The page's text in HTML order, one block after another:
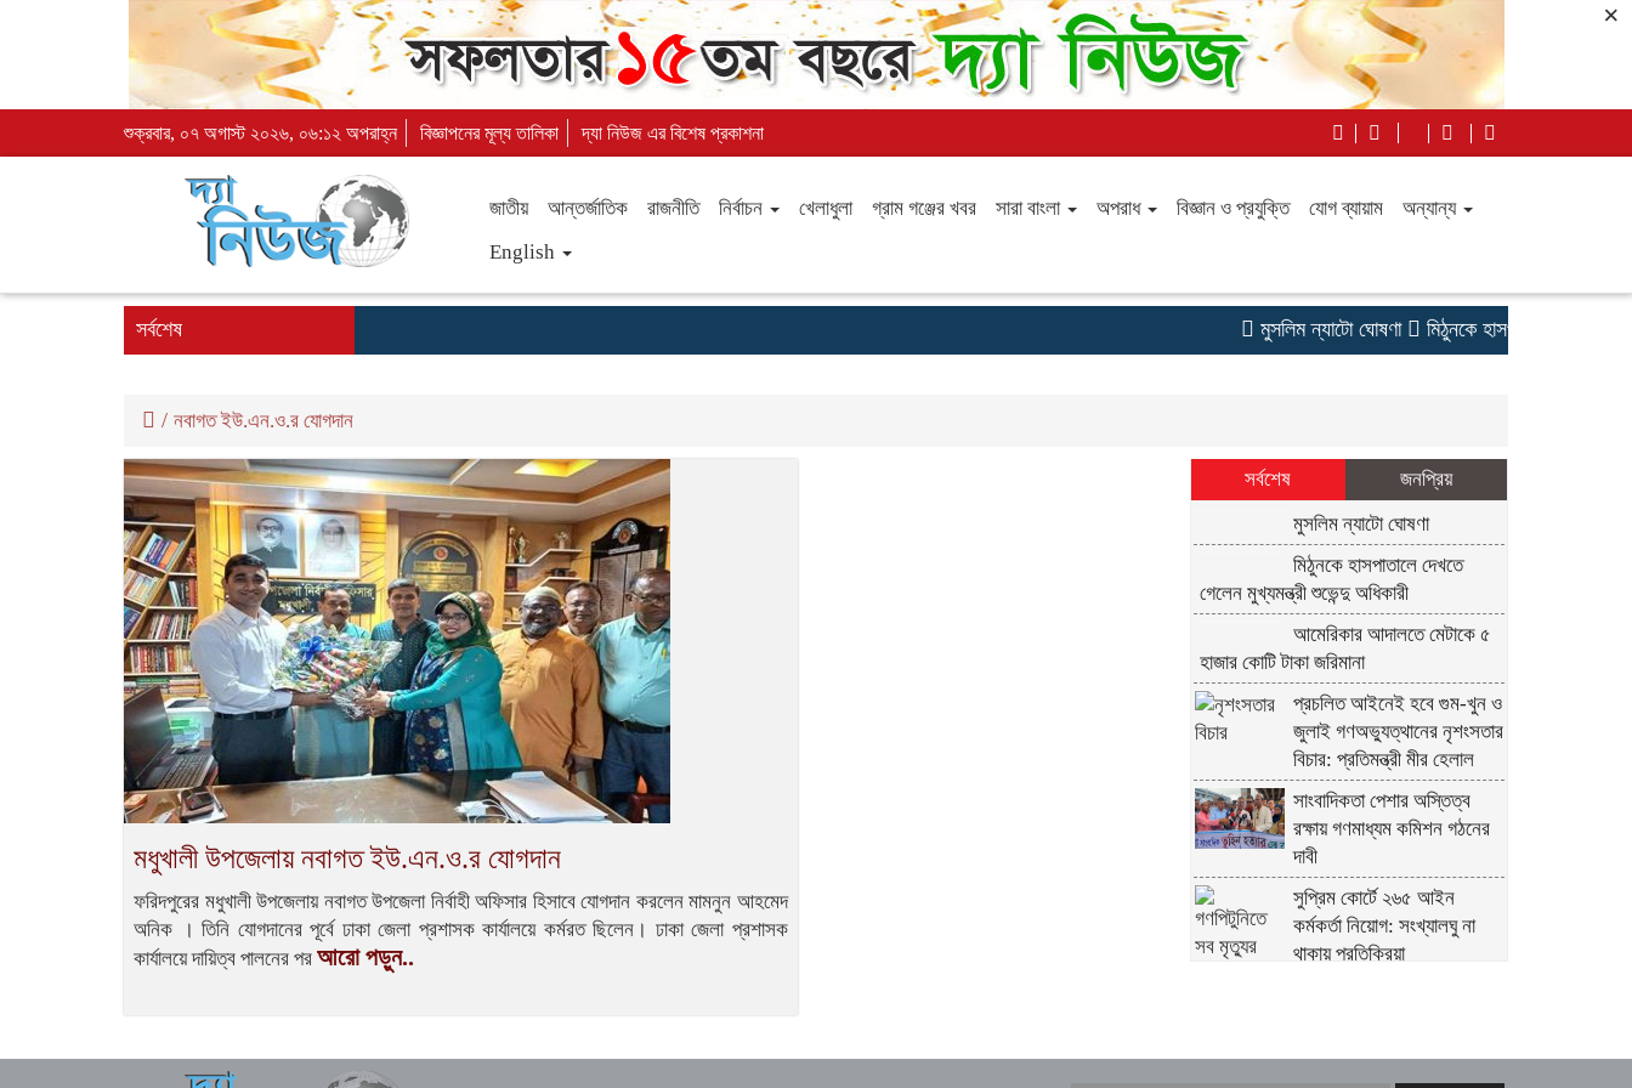
×
শুক্রবার, ০৭ অগাস্ট ২০২৬, ০৬:১২ অপরাহ্ন বিজ্ঞাপনের মূল্য তালিকা দ্যা নিউজ এর বিশেষ প্রকাশনা
জাতীয় আন্তর্জাতিক রাজনীতি নির্বাচন খেলাধুলা গ্রাম গঞ্জের খবর সারা বাংলা অপরাধ বিজ্ঞান ও প্রযুক্তি যোগ ব্যায়াম
অন্যান্য
English
সর্বশেষ মুসলিম ন্যাটো ঘোষণা মিঠুনকে হাসপাতালে দেখতে
/ নবাগত ইউ.এন.ও.র যোগদান
মধুখালী উপজেলায় নবাগত ইউ.এন.ও.র যোগদান
ফরিদপুরের মধুখালী উপজেলায় নবাগত উপজেলা নির্বাহী অফিসার হিসাবে যোগদান করলেন মামনুন আহমেদ
অনিক । তিনি যোগদানের পূর্বে ঢাকা জেলা প্রশাসক কার্যালয়ে কর্মরত ছিলেন। ঢাকা জেলা প্রশাসক
কার্যালয়ে দায়িত্ব পালনের পর আরো পড়ুন..
সর্বশেষ
জনপ্রিয়
মুসলিম ন্যাটো ঘোষণা
মিঠুনকে হাসপাতালে দেখতে
গেলেন মুখ্যমন্ত্রী শুভেন্দু অধিকারী
আমেরিকার আদালতে মেটাকে ৫
হাজার কোটি টাকা জরিমানা
প্রচলিত আইনেই হবে গুম-খুন ও
জুলাই গণঅভ্যুত্থানের নৃশংসতার
বিচার: প্রতিমন্ত্রী মীর হেলাল
সাংবাদিকতা পেশার অস্তিত্ব
রক্ষায় গণমাধ্যম কমিশন গঠনের
দাবী
সুপ্রিম কোর্টে ২৬৫ আইন
কর্মকর্তা নিয়োগ: সংখ্যালঘু না
থাকায় প্রতিক্রিয়া